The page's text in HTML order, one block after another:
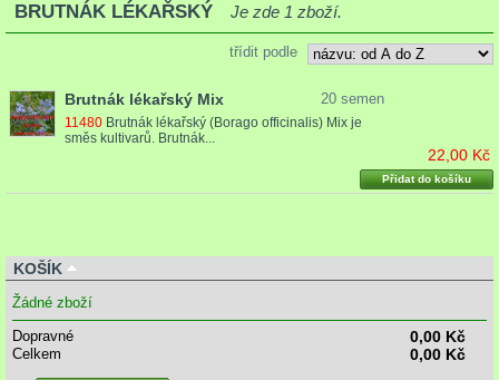
BRUTNÁK LÉKAŘSKÝ Je zde 1 zboží.
třídit podle
Brutnák lékařský Mix 20 semen
11480 Brutnák lékařský (Borago officinalis) Mix je
směs kultivarů. Brutnák...
22,00 Kč
Přidat do košíku
KOŠÍK
Žádné zboží
Dopravné
0,00 Kč
Celkem 0,00 Kč